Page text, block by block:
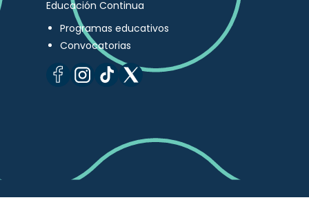
Educación Continua
Programas educativos
Convocatorias